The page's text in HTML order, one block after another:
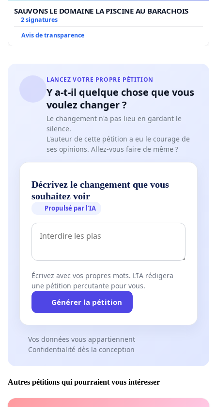
SAUVONS LE DOMAINE LA PISCINE AU BARACHOIS
2 signatures
Avis de transparence
LANCEZ VOTRE PROPRE PÉTITION
Y a-t-il quelque chose que vous
voulez changer ?
Le changement n'a pas lieu en gardant le
silence.
L'auteur de cette pétition a eu le courage de
ses opinions. Allez-vous faire de même ?
Décrivez le changement que vous
souhaitez voir
Propulsé par l’IA
Écrivez avec vos propres mots. L’IA rédigera
une pétition percutante pour vous.
Générer la pétition
Vos données vous appartiennent
Confidentialité dès la conception
Autres pétitions qui pourraient vous intéresser